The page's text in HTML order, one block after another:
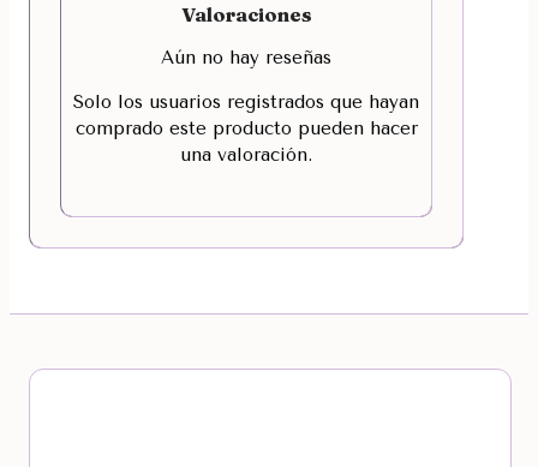
Valoraciones
Aún no hay reseñas
Solo los usuarios registrados que hayan
comprado este producto pueden hacer
una valoración.